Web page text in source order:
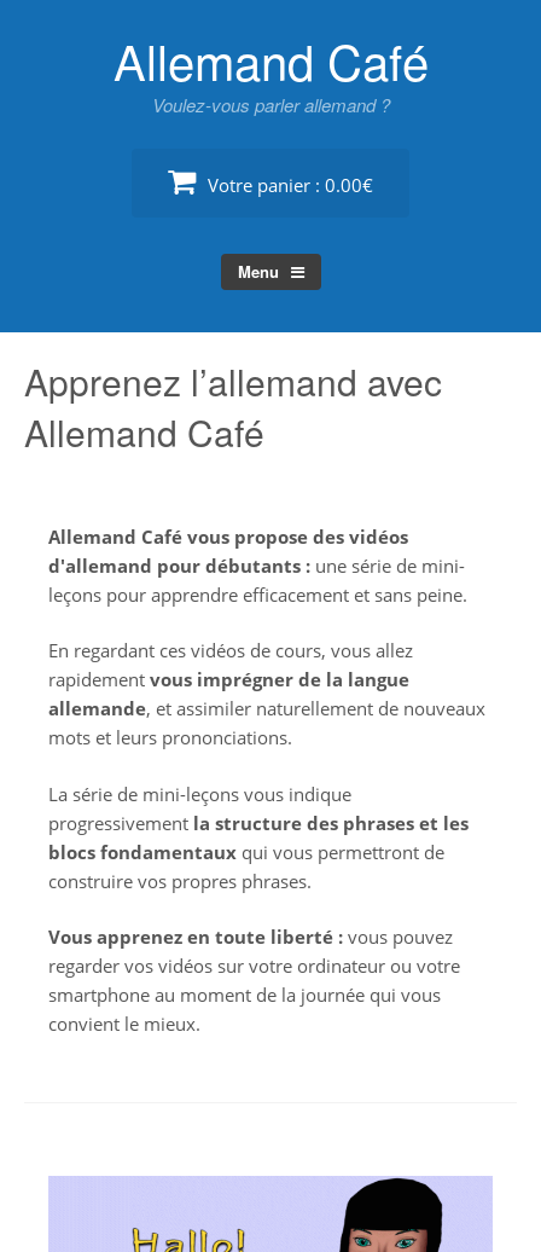
Allemand Café
Voulez-vous parler allemand ?
Votre panier : 0.00€
Menu
Apprenez l’allemand avec
Allemand Café
Allemand Café vous propose des vidéos
d'allemand pour débutants : une série de mini-
leçons pour apprendre efficacement et sans peine.
En regardant ces vidéos de cours, vous allez
rapidement vous imprégner de la langue
allemande, et assimiler naturellement de nouveaux
mots et leurs prononciations.
La série de mini-leçons vous indique
progressivement la structure des phrases et les
blocs fondamentaux qui vous permettront de
construire vos propres phrases.
Vous apprenez en toute liberté : vous pouvez
regarder vos vidéos sur votre ordinateur ou votre
smartphone au moment de la journée qui vous
convient le mieux.